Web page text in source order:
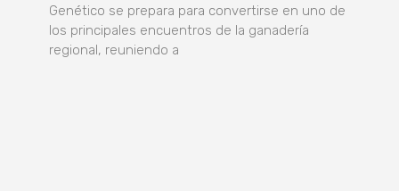
Genético se prepara para convertirse en uno de
los principales encuentros de la ganadería
regional, reuniendo a